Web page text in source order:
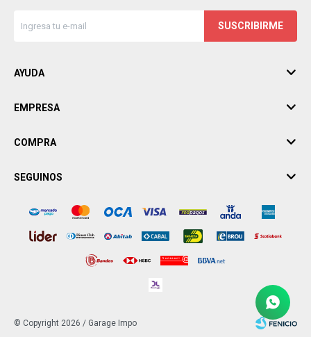
SUSCRIBIRME
AYUDA
EMPRESA
COMPRA
SEGUINOS
© Copyright 2026 / Garage Impo